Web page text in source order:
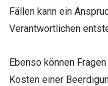
Fällen kann ein
Verantwortlichen
Ebenso können
Kosten einer